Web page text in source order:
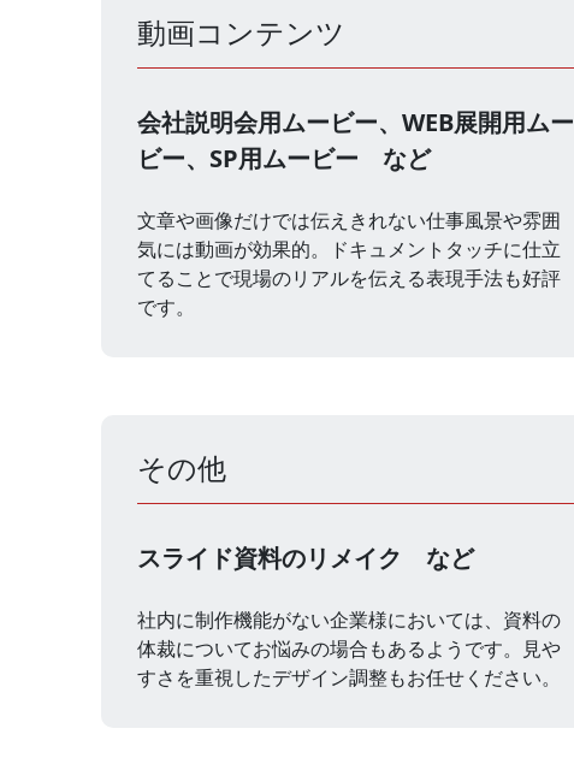
動画コンテンツ
会社説明会用ムービー、WEB展開用ムー
ビー、SP用ムービー など
文章や画像だけでは伝えきれない仕事風景や雰囲
気には動画が効果的。ドキュメントタッチに仕立
てることで現場のリアルを伝える表現手法も好評
です。
その他
スライド資料のリメイク など
社内に制作機能がない企業様においては、資料の
体裁についてお悩みの場合もあるようです。見や
すさを重視したデザイン調整もお任せください。